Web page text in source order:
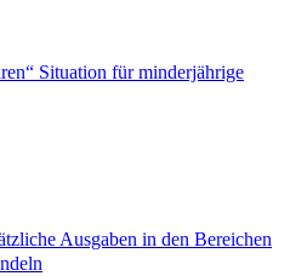
Situation für minderjährige
Ausgaben in den Bereichen